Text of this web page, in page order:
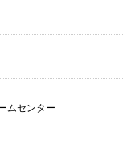
ムセンター